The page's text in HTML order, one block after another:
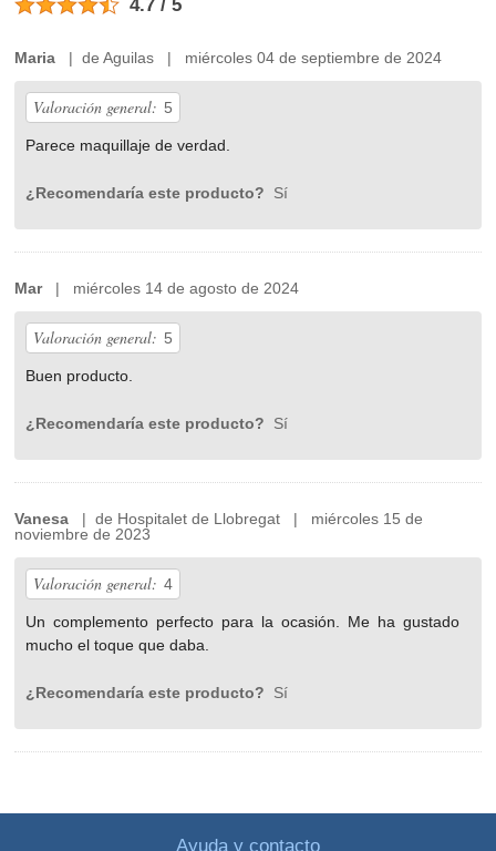
4.7 / 5
Maria | de Aguilas | miércoles 04 de septiembre de 2024
Valoración general: 5
Parece maquillaje de verdad.
¿Recomendaría este producto? Sí
Mar| miércoles 14 de agosto de 2024
Valoración general: 5
Buen producto.
¿Recomendaría este producto? Sí
Vanesa | de Hospitalet de Llobregat | miércoles 15 de
noviembre de 2023
Valoración general: 4
Un complemento perfecto para la ocasión. Me ha gustado
mucho el toque que daba.
¿Recomendaría este producto? Sí
Ayuda y contacto